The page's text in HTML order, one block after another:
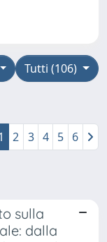
Tutti (106)
2 3 4 5 6
sulla
dalla